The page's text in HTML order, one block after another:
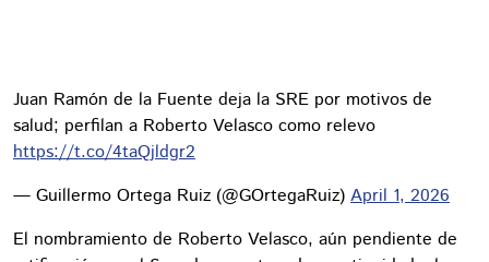
Juan Ramón de la Fuente deja la SRE por motivos de
salud; perfilan a Roberto Velasco como relevo
https://t.co/4taQjldgr2
— Guillermo Ortega Ruiz (@GOrtegaRuiz) April 1, 2026
El nombramiento de Roberto Velasco, aún pendiente de